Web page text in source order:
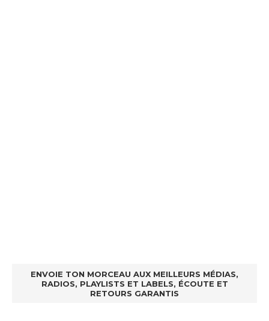
ENVOIE TON MORCEAU AUX MEILLEURS MÉDIAS,
RADIOS, PLAYLISTS ET LABELS, ÉCOUTE ET
RETOURS GARANTIS